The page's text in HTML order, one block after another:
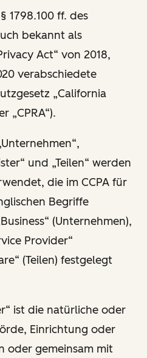
1798.100 ff. des
bekannt als
Act“ von 2018,
verabschiedete
„California
„CPRA“).
und „Teilen“ werden
die im CCPA für
Begriffe
(Unternehmen),
Provider“
(Teilen) festgelegt
ist die natürliche oder
Einrichtung oder
oder gemeinsam mit